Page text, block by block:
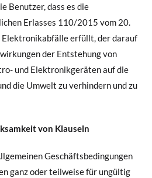
Benutzer, dass es die
Erlasses 110/2015 vom 20.
Elektronikabfälle erfüllt, der darauf
der Entstehung von
und Elektronikgeräten auf die
die Umwelt zu verhindern und zu
von Klauseln
Geschäftsbedingungen
ganz oder teilweise für ungültig